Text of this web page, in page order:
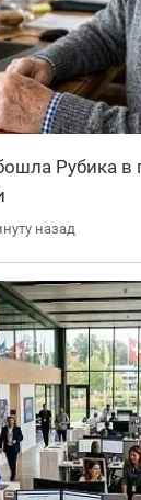
Рубика в
назад